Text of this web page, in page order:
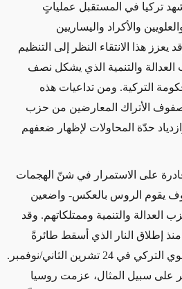
تركيا في المستقبل عملياتٍ
والأكراد واليساريين
يعزز هذا الانتقاء النظر إلى التنظيم
والتنمية الذي يشكل نصف
التركية. ومن تداعيات هذه
الأتراك المعارضين من حزب
حدّة المحاولات لإظهار ضعفهم
على الاستمرار في شنّ الهجمات
يقوم الروس بالعكس- واضعين
العدالة والتنمية وممتلكاتهم. وقد
إطلاق النار الذي أسقط طائرةً
روسية تحلّق في المجال الجوي التركي في 24 تشرين الثاني/نوفمبر.
على سبيل المثال، عزمت روسيا